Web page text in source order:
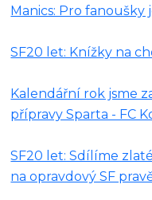
Manics: Pro fanoušky
SF20 let: Knížky na
Kalendářní rok jsme
přípravy Sparta - FC
SF20 let: Sdílíme
na opravdový SF